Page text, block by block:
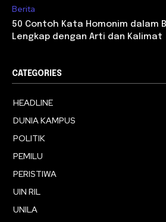
Berita
50 Contoh Kata Homonim dalam
Lengkap dengan Arti dan Kalimat
CATEGORIES
HEADLINE
DUNIA KAMPUS
POLITIK
PEMILU
PERISTIWA
UIN RIL
UNILA